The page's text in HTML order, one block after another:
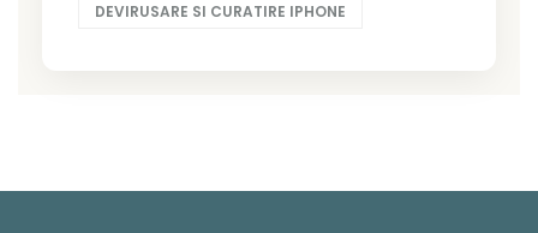
DEVIRUSARE SI CURATIRE IPHONE